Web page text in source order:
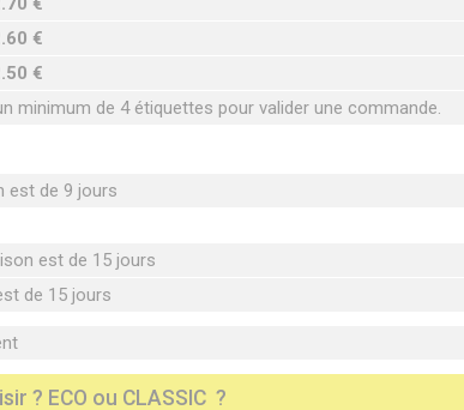
€
€
minimum de 4 étiquettes pour valider une commande.
est de 9 jours
est de 15 jours
de 15 jours
? ECO ou CLASSIC ?